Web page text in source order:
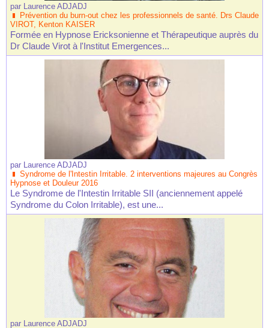
par Laurence ADJADJ
Prévention du burn-out chez les professionnels de santé. Drs Claude
VIROT, Kenton KAISER
Formée en Hypnose Ericksonienne et Thérapeutique auprès du
Dr Claude Virot à l'Institut Emergences...
par Laurence ADJADJ
Syndrome de l'Intestin Irritable. 2 interventions majeures au Congrès
Hypnose et Douleur 2016
Le Syndrome de l'Intestin Irritable SII (anciennement appelé
Syndrome du Colon Irritable), est une...
par Laurence ADJADJ